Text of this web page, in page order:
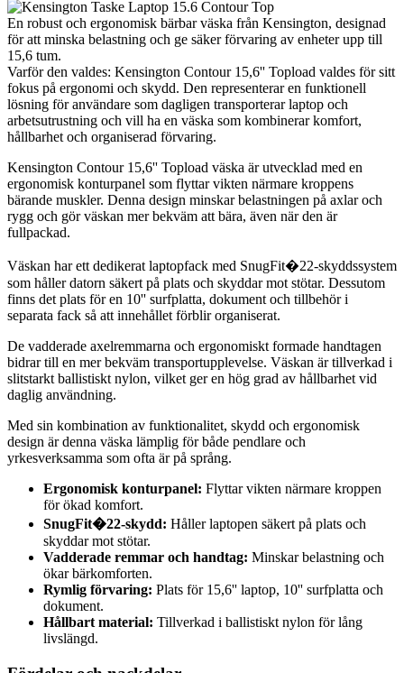
En robust och ergonomisk bärbar väska från Kensington, designad
för att minska belastning och ge säker förvaring av enheter upp till
15,6 tum.
Varför den valdes: Kensington Contour 15,6'' Topload valdes för sitt
fokus på ergonomi och skydd. Den representerar en funktionell
lösning för användare som dagligen transporterar laptop och
arbetsutrustning och vill ha en väska som kombinerar komfort,
hållbarhet och organiserad förvaring.
Kensington Contour 15,6'' Topload väska är utvecklad med en
ergonomisk konturpanel som flyttar vikten närmare kroppens
bärande muskler. Denna design minskar belastningen på axlar och
rygg och gör väskan mer bekväm att bära, även när den är
fullpackad.
Väskan har ett dedikerat laptopfack med SnugFit�22-skyddssystem
som håller datorn säkert på plats och skyddar mot stötar. Dessutom
finns det plats för en 10'' surfplatta, dokument och tillbehör i
separata fack så att innehållet förblir organiserat.
De vadderade axelremmarna och ergonomiskt formade handtagen
bidrar till en mer bekväm transportupplevelse. Väskan är tillverkad i
slitstarkt ballistiskt nylon, vilket ger en hög grad av hållbarhet vid
daglig användning.
Med sin kombination av funktionalitet, skydd och ergonomisk
design är denna väska lämplig för både pendlare och
yrkesverksamma som ofta är på språng.
Ergonomisk konturpanel: Flyttar vikten närmare kroppen
för ökad komfort.
SnugFit�22-skydd: Håller laptopen säkert på plats och
skyddar mot stötar.
Vadderade remmar och handtag: Minskar belastning och
ökar bärkomforten.
Rymlig förvaring: Plats för 15,6'' laptop, 10'' surfplatta och
dokument.
Hållbart material: Tillverkad i ballistiskt nylon för lång
livslängd.